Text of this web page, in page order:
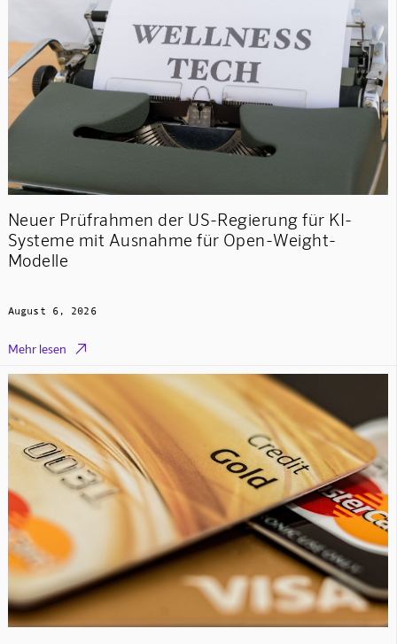
Neuer Prüfrahmen der US-Regierung für KI-
Systeme mit Ausnahme für Open-Weight-
Modelle
August 6, 2026
Mehr lesen 